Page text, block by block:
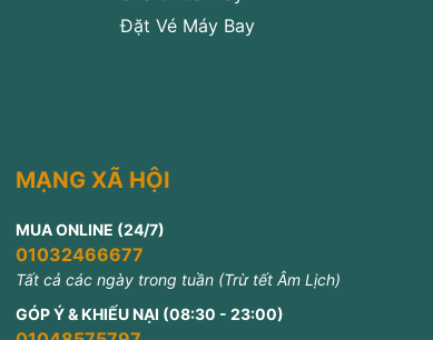
Đặt Vé Máy Bay
MẠNG XÃ HỘI
MUA ONLINE (24/7)
01032466677
Tất cả các ngày trong tuần (Trừ tết Âm Lịch)
GÓP Ý & KHIẾU NẠI (08:30 - 23:00)